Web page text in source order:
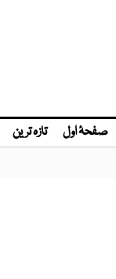
صفحۂ اول تازہ ترین